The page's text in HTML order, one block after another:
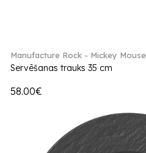
Manufacture Rock - Mickey Mouse
Servēšanas trauks 35 cm
58.00€